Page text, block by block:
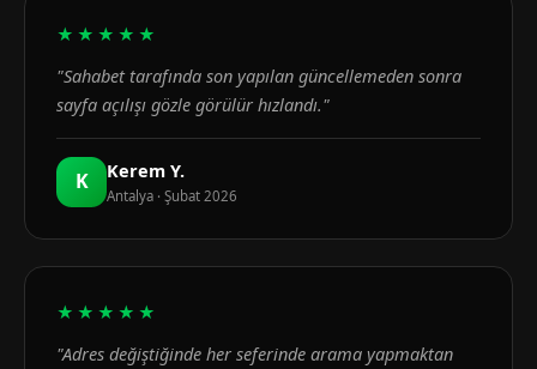
★★★★★
"Sahabet tarafında son yapılan güncellemeden sonra
sayfa açılışı gözle görülür hızlandı."
K Kerem Y.
Antalya · Şubat 2026
★★★★★
"Adres değiştiğinde her seferinde arama yapmaktan